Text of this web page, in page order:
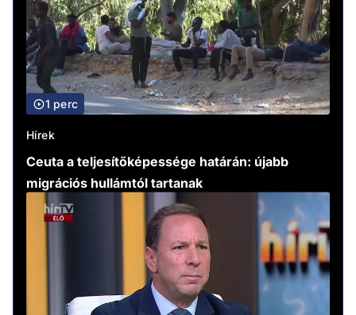
1 perc
Hírek
Ceuta a teljesítőképessége határán: újabb
migrációs hullámtól tartanak